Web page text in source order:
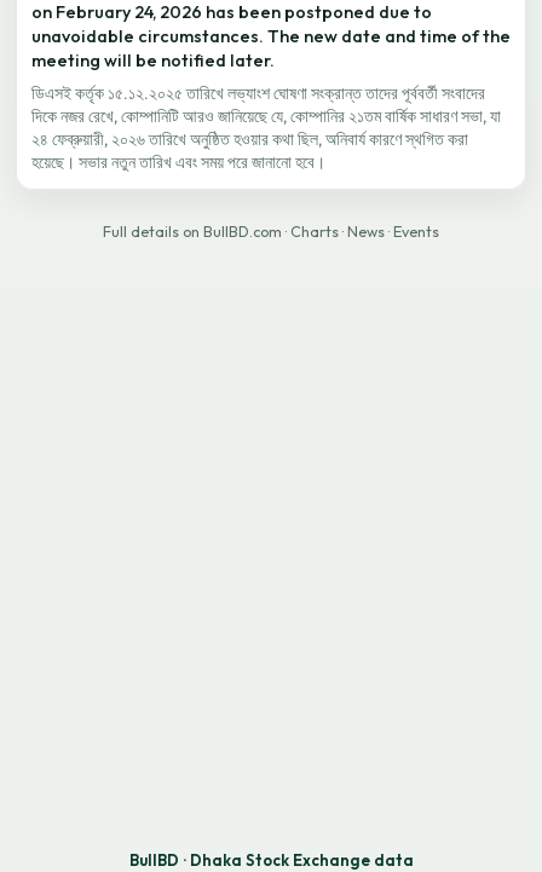
on February 24, 2026 has been postponed due to
unavoidable circumstances. The new date and time of the
meeting will be notified later.
ডিএসই কর্তৃক ১৫.১২.২০২৫ তারিখে লভ্যাংশ ঘোষণা সংক্রান্ত তাদের পূর্ববর্তী সংবাদের
দিকে নজর রেখে, কোম্পানিটি আরও জানিয়েছে যে, কোম্পানির ২১তম বার্ষিক সাধারণ সভা, যা
২৪ ফেব্রুয়ারী, ২০২৬ তারিখে অনুষ্ঠিত হওয়ার কথা ছিল, অনিবার্য কারণে স্থগিত করা
হয়েছে। সভার নতুন তারিখ এবং সময় পরে জানানো হবে।
Full details on BullBD.com · Charts · News · Events
BullBD · Dhaka Stock Exchange data